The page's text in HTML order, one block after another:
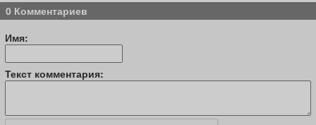
0 Комментариев
Имя:
Текст комментария: